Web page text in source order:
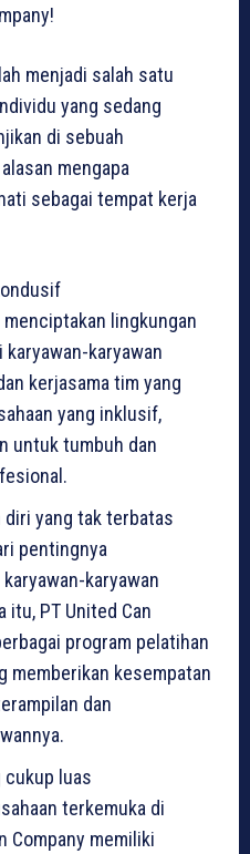
menjadi salah satu
yang sedang
di sebuah
mengapa
sebagai tempat kerja
menciptakan lingkungan
karyawan
kerjasama tim yang
yang inklusif,
untuk tumbuh dan
diri yang tak terbatas
pentingnya
karyawan
itu, PT United Can
program pelatihan
memberikan kesempatan
dan
cukup luas
terkemuka di
Company memiliki